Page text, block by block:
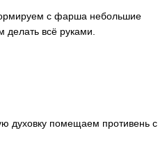
с фарша небольшие
всё руками.
духовку помещаем противень с